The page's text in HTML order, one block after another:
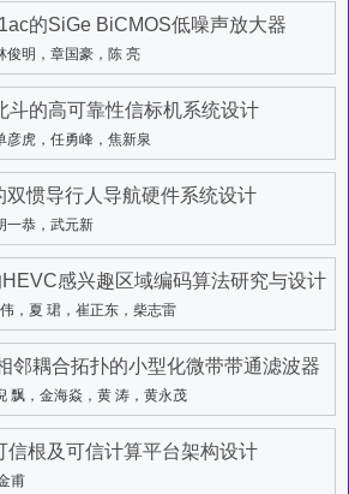
的SiGe BiCMOS低噪声放大器
俊明，章国豪，陈 亮
斗的高可靠性信标机系统设计
彦虎，任勇峰，焦新泉
双惯导行人导航硬件系统设计
一恭，武元新
感兴趣区域编码算法研究与设计
，夏 珺，崔正东，柴志雷
邻耦合拓扑的小型化微带带通滤波器
飘，金海焱，黄 涛，黄永茂
信根及可信计算平台架构设计
甫